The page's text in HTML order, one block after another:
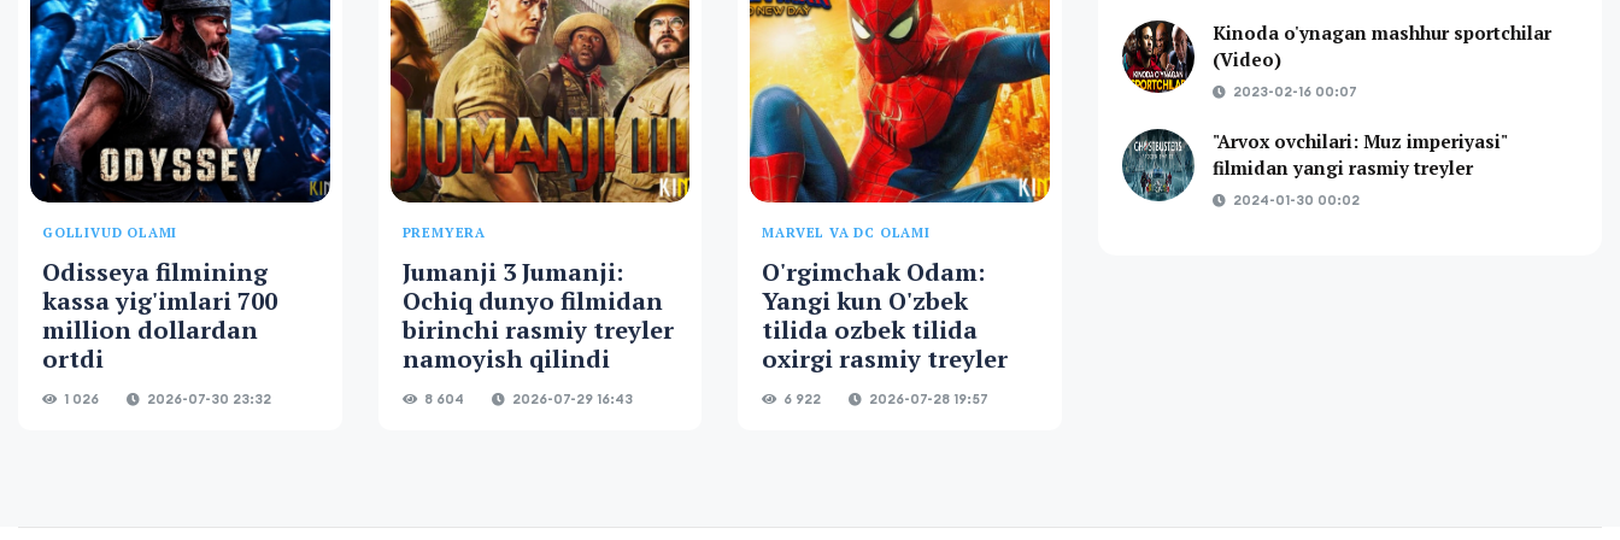
GOLLIVUD OLAMI
Odisseya filmining
kassa yig'imlari 700
million dollardan
ortdi
1 026 2026-07-30 23:32
PREMYERA
Jumanji 3 Jumanji:
Ochiq dunyo filmidan
birinchi rasmiy treyler
namoyish qilindi
8 604 2026-07-29 16:43
MARVEL VA DC OLAMI
O'rgimchak Odam:
Yangi kun O'zbek
tilida ozbek tilida
oxirgi rasmiy treyler
6 922 2026-07-28 19:57
Kinoda o'ynagan mashhur sportchilar
(Video)
2023-02-16 00:07
"Arvox ovchilari: Muz imperiyasi"
filmidan yangi rasmiy treyler
2024-01-30 00:02